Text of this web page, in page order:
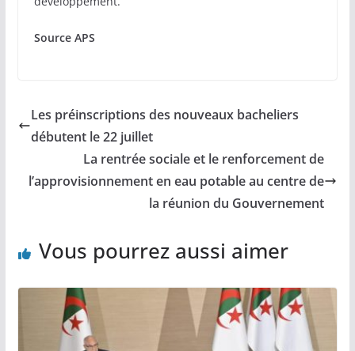
Source APS
Les préinscriptions des nouveaux bacheliers
débutent le 22 juillet
La rentrée sociale et le renforcement de
l’approvisionnement en eau potable au centre de
la réunion du Gouvernement
Vous pourrez aussi aimer